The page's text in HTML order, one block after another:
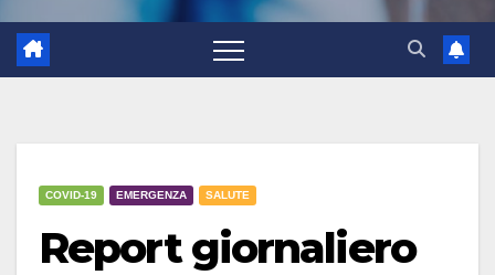
COVID-19 EMERGENZA SALUTE
Report giornaliero